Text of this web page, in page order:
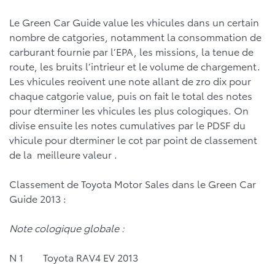
Le Green Car Guide value les vhicules dans un certain
nombre de catgories, notamment la consommation de
carburant fournie par l’EPA, les missions, la tenue de
route, les bruits l’intrieur et le volume de chargement.
Les vhicules reoivent une note allant de zro dix pour
chaque catgorie value, puis on fait le total des notes
pour dterminer les vhicules les plus cologiques. On
divise ensuite les notes cumulatives par le PDSF du
vhicule pour dterminer le cot par point de classement
de la meilleure valeur .
Classement de Toyota Motor Sales dans le Green Car
Guide 2013 :
Note cologique globale :
N 1 Toyota RAV4 EV 2013